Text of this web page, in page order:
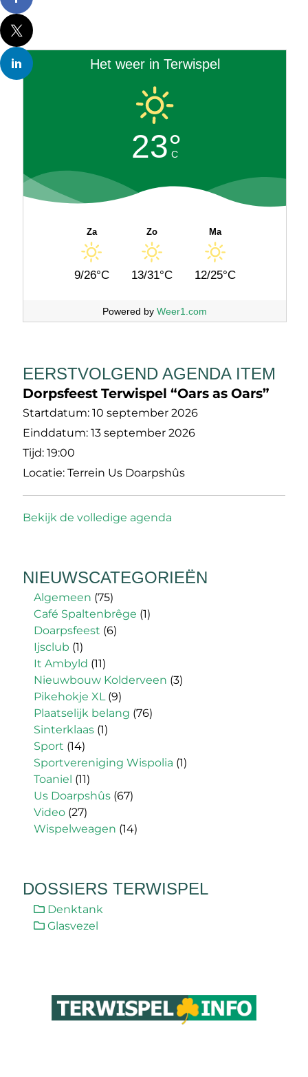
Het weer in Terwispel
23°
C
Za
9/26°C
Zo
13/31°C
Ma
12/25°C
Powered by Weer1.com
EERSTVOLGEND AGENDA ITEM
Dorpsfeest Terwispel “Oars as Oars”
Startdatum: 10 september 2026
Einddatum: 13 september 2026
Tijd: 19:00
Locatie: Terrein Us Doarpshûs
Bekijk de volledige agenda
NIEUWSCATEGORIEËN
Algemeen (75)
Café Spaltenbrêge (1)
Doarpsfeest (6)
Ijsclub (1)
It Ambyld (11)
Nieuwbouw Kolderveen (3)
Pikehokje XL(9)
Plaatselijk belang (76)
Sinterklaas (1)
Sport (14)
Sportvereniging Wispolia (1)
Toaniel (11)
Us Doarpshûs (67)
Video (27)
Wispelweagen (14)
DOSSIERS TERWISPEL
Denktank
Glasvezel